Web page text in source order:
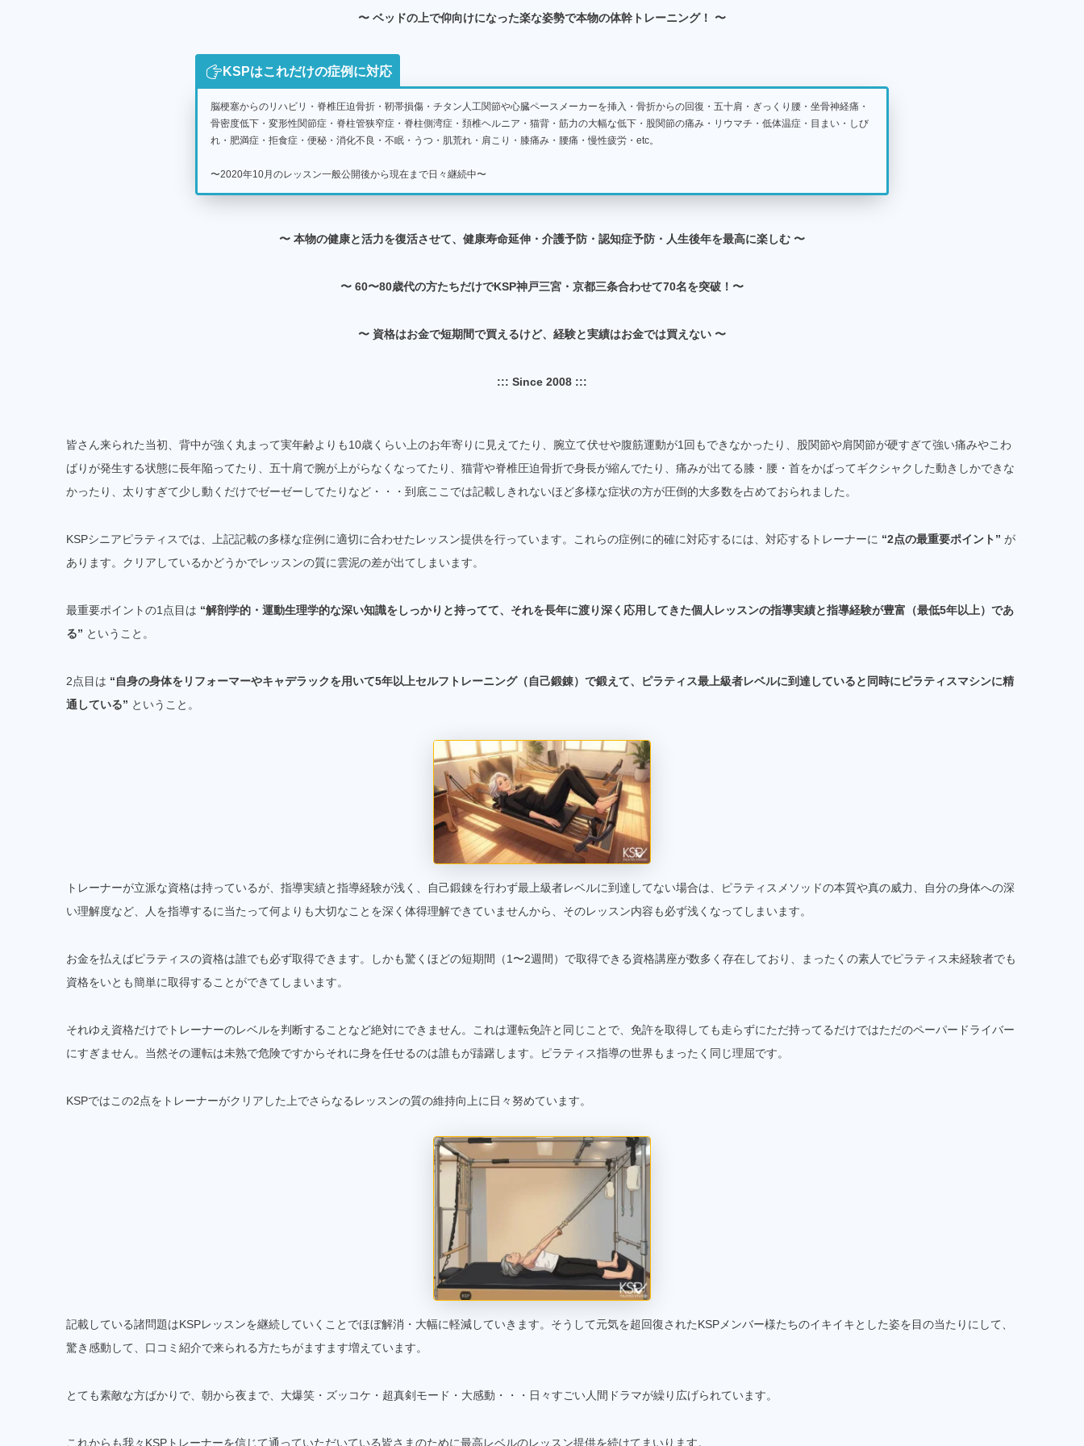
〜 ベッドの上で仰向けになった楽な姿勢で本物の体幹トレーニング！ 〜
KSPはこれだけの症例に対応
脳梗塞からのリハビリ・脊椎圧迫骨折・靭帯損傷・チタン人工関節や心臓ペースメーカーを挿入・骨折からの回復・五十肩・ぎっくり腰・坐骨神経痛・
骨密度低下・変形性関節症・脊柱管狭窄症・脊柱側湾症・頚椎ヘルニア・猫背・筋力の大幅な低下・股関節の痛み・リウマチ・低体温症・目まい・しび
れ・肥満症・拒食症・便秘・消化不良・不眠・うつ・肌荒れ・肩こり・膝痛み・腰痛・慢性疲労・etc。
〜2020年10月のレッスン一般公開後から現在まで日々継続中〜
〜 本物の健康と活力を復活させて、健康寿命延伸・介護予防・認知症予防・人生後年を最高に楽しむ 〜
〜 60〜80歳代の方たちだけでKSP神戸三宮・京都三条合わせて70名を突破！〜
〜 資格はお金で短期間で買えるけど、経験と実績はお金では買えない 〜
::: Since 2008 :::
皆さん来られた当初、背中が強く丸まって実年齢よりも10歳くらい上のお年寄りに見えてたり、腕立て伏せや腹筋運動が1回もできなかったり、股関節や肩関節が硬すぎて強い痛みやこわ
ばりが発生する状態に長年陥ってたり、五十肩で腕が上がらなくなってたり、猫背や脊椎圧迫骨折で身長が縮んでたり、痛みが出てる膝・腰・首をかばってギクシャクした動きしかできな
かったり、太りすぎて少し動くだけでゼーゼーしてたりなど・・・到底ここでは記載しきれないほど多様な症状の方が圧倒的大多数を占めておられました。
KSPシニアピラティスでは、上記記載の多様な症例に適切に合わせたレッスン提供を行っています。これらの症例に的確に対応するには、対応するトレーナーに “2点の最重要ポイント” が
あります。クリアしているかどうかでレッスンの質に雲泥の差が出てしまいます。
最重要ポイントの1点目は “解剖学的・運動生理学的な深い知識をしっかりと持ってて、それを長年に渡り深く応用してきた個人レッスンの指導実績と指導経験が豊富（最低5年以上）であ
る” ということ。
2点目は “自身の身体をリフォーマーやキャデラックを用いて5年以上セルフトレーニング（自己鍛錬）で鍛えて、ピラティス最上級者レベルに到達していると同時にピラティスマシンに精
通している” ということ。
トレーナーが立派な資格は持っているが、指導実績と指導経験が浅く、自己鍛錬を行わず最上級者レベルに到達してない場合は、ピラティスメソッドの本質や真の威力、自分の身体への深
い理解度など、人を指導するに当たって何よりも大切なことを深く体得理解できていませんから、そのレッスン内容も必ず浅くなってしまいます。
お金を払えばピラティスの資格は誰でも必ず取得できます。しかも驚くほどの短期間（1〜2週間）で取得できる資格講座が数多く存在しており、まったくの素人でピラティス未経験者でも
資格をいとも簡単に取得することができてしまいます。
それゆえ資格だけでトレーナーのレベルを判断することなど絶対にできません。これは運転免許と同じことで、免許を取得しても走らずにただ持ってるだけではただのペーパードライバー
にすぎません。当然その運転は未熟で危険ですからそれに身を任せるのは誰もが躊躇します。ピラティス指導の世界もまったく同じ理屈です。
KSPではこの2点をトレーナーがクリアした上でさらなるレッスンの質の維持向上に日々努めています。
記載している諸問題はKSPレッスンを継続していくことでほぼ解消・大幅に軽減していきます。そうして元気を超回復されたKSPメンバー様たちのイキイキとした姿を目の当たりにして、
驚き感動して、口コミ紹介で来られる方たちがますます増えています。
とても素敵な方ばかりで、朝から夜まで、大爆笑・ズッコケ・超真剣モード・大感動・・・日々すごい人間ドラマが繰り広げられています。
これからも我々KSPトレーナーを信じて通っていただいている皆さまのために最高レベルのレッスン提供を続けてまいります。